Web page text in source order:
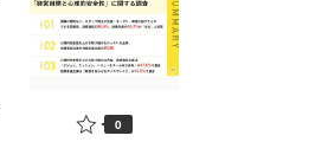
0